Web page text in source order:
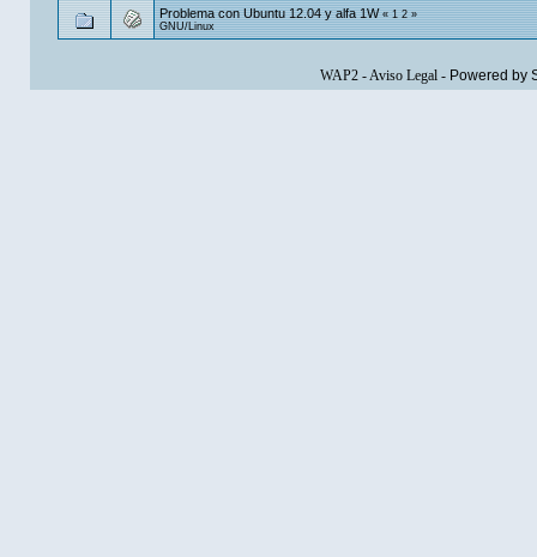
Problema con Ubuntu 12.04 y alfa 1W «1 2»
GNU/Linux
WAP2-Aviso Legal- Powered by